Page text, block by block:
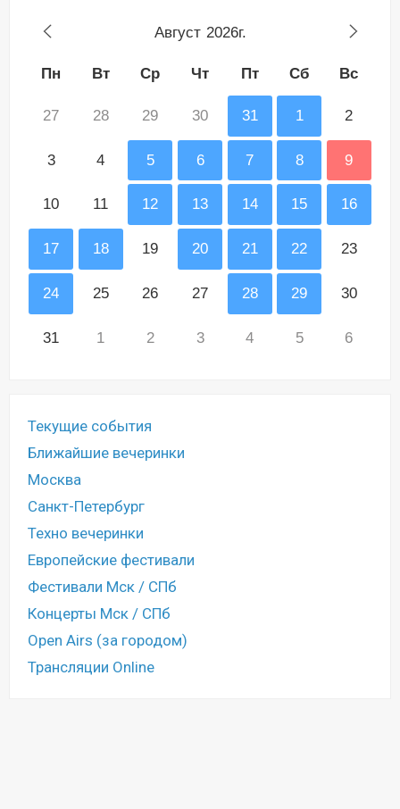
Август 2026г.
Пн Вт Ср Чт Пт Сб Вс
27 28 29 30 31 1 2
3 4 5 6 7 8 9
10 11 12 13 14 15 16
17 18 19 20 21 22 23
24 25 26 27 28 29 30
31 1 2 3 4 5 6
Текущие события
Ближайшие вечеринки
Москва
Санкт-Петербург
Техно вечеринки
Европейские фестивали
Фестивали Мск / СПб
Концерты Мск / СПб
Open Airs (за городом)
Трансляции Online